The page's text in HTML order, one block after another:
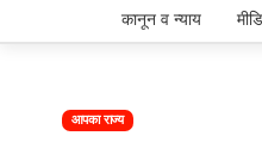
कानून व न्याय
आपका राज्य